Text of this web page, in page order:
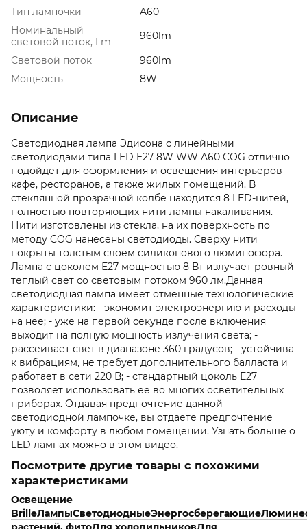
Тип лампочки
A60
Номинальный
световой поток, Lm
960lm
Световой поток
960lm
Мощность
8W
Описание
Светодиодная лампа Эдисона с линейными
светодиодами типа LED E27 8W WW A60 COG отлично
подойдет для оформления и освещения интерьеров
кафе, ресторанов, а также жилых помещений. В
стеклянной прозрачной колбе находится 8 LED-нитей,
полностью повторяющих нити лампы накаливания.
Нити изготовлены из стекла, на их поверхность по
методу COG нанесены светодиоды. Сверху нити
покрыты толстым слоем силиконового люминофора.
Лампа с цоколем Е27 мощностью 8 Вт излучает ровный
теплый свет со световым потоком 960 лм.Данная
светодиодная лампа имеет отменные технологические
характеристики: - экономит электроэнергию и расходы
на нее; - уже на первой секунде после включения
выходит на полную мощность излучения света; -
рассеивает свет в диапазоне 360 градусов; - устойчива
к вибрациям, не требует дополнительного балласта и
работает в сети 220 В; - стандартный цоколь Е27
позволяет использовать ее во многих осветительных
приборах. Отдавая предпочтение данной
светодиодной лампочке, вы отдаете предпочтение
уюту и комфорту в любом помещении. Узнать больше о
LED лампах можно в этом видео.
Посмотрите другие товары с похожими
характеристиками
Освещение
BrilleЛампыСветодиодныеЭнергосберегающие